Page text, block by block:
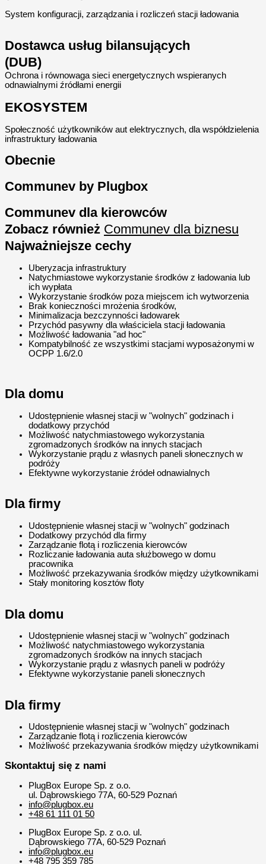
System konfiguracji, zarządzania i rozliczeń stacji ładowania
Dostawca usług bilansujących
(DUB)
Ochrona i równowaga sieci energetycznych wspieranych
odnawialnymi źródłami energii
EKOSYSTEM
Społeczność użytkowników aut elektrycznych, dla współdzielenia
infrastruktury ładowania
Obecnie
Communev by Plugbox
Communev dla kierowców
Zobacz również Communev dla biznesu
Najważniejsze cechy
Uberyzacja infrastruktury
Natychmiastowe wykorzystanie środków z ładowania lub
ich wypłata
Wykorzystanie środków poza miejscem ich wytworzenia
Brak konieczności mrożenia środków,
Minimalizacja bezczynności ładowarek
Przychód pasywny dla właściciela stacji ładowania
Możliwość ładowania "ad hoc"
Kompatybilność ze wszystkimi stacjami wyposażonymi w
OCPP 1.6/2.0
Dla domu
Udostępnienie własnej stacji w "wolnych" godzinach i
dodatkowy przychód
Możliwość natychmiastowego wykorzystania
zgromadzonych środków na innych stacjach
Wykorzystanie prądu z własnych paneli słonecznych w
podróży
Efektywne wykorzystanie źródeł odnawialnych
Dla firmy
Udostępnienie własnej stacji w "wolnych" godzinach
Dodatkowy przychód dla firmy
Zarządzanie flotą i rozliczenia kierowców
Rozliczanie ładowania auta służbowego w domu
pracownika
Możliwość przekazywania środków między użytkownikami
Stały monitoring kosztów floty
Dla domu
Udostępnienie własnej stacji w "wolnych" godzinach
Możliwość natychmiastowego wykorzystania
zgromadzonych środków na innych stacjach
Wykorzystanie prądu z własnych paneli w podróży
Efektywne wykorzystanie paneli słonecznych
Dla firmy
Udostępnienie własnej stacji w "wolnych" godzinach
Zarządzanie flotą i rozliczenia kierowców
Możliwość przekazywania środków między użytkownikami
Skontaktuj się z nami
PlugBox Europe Sp. z o.o.
ul. Dąbrowskiego 77A, 60-529 Poznań
info@plugbox.eu
+48 61 111 01 50
PlugBox Europe Sp. z o.o. ul.
Dąbrowskiego 77A, 60-529 Poznań
info@plugbox.eu
+48 795 359 785